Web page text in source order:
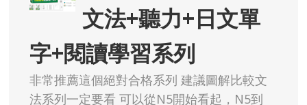
文法+聽力+日文單
字+閱讀學習系列
非常推薦這個絕對合格系列 建議圖解比較文
法系列一定要看 可以從N5開始看起，N5到